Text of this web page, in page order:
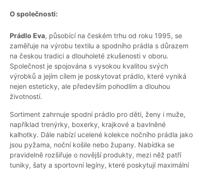
O společnosti:
Prádlo Eva, působící na českém trhu od roku 1995, se
zaměřuje na výrobu textilu a spodního prádla s důrazem
na českou tradici a dlouholeté zkušenosti v oboru.
Společnost je spojována s vysokou kvalitou svých
výrobků a jejím cílem je poskytovat prádlo, které vyniká
nejen esteticky, ale především pohodlím a dlouhou
životností.
Sortiment zahrnuje spodní prádlo pro děti, ženy i muže,
například trenýrky, boxerky, krajkové a bavlněné
kalhotky. Dále nabízí ucelené kolekce nočního prádla jako
jsou pyžama, noční košile nebo župany. Nabídka se
pravidelně rozšiřuje o novější produkty, mezi něž patří
tuniky, šaty a sportovní legíny, které poskytují maximální